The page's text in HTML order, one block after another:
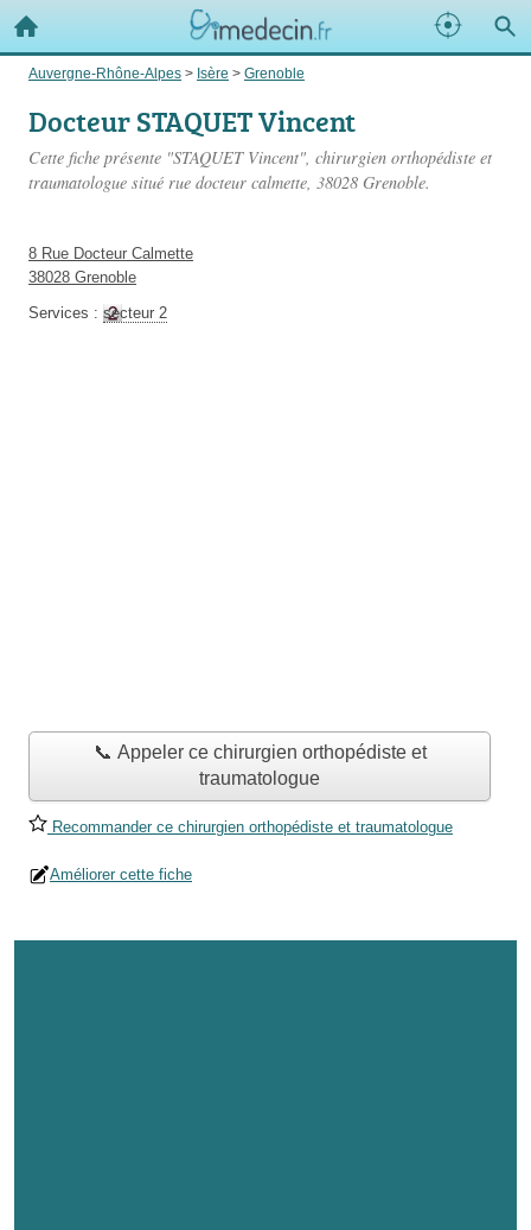
Auvergne-Rhône-Alpes > Isère > Grenoble
Docteur STAQUET Vincent
Cette fiche présente "STAQUET Vincent", chirurgien orthopédiste et
traumatologue situé rue docteur calmette, 38028 Grenoble.
8 Rue Docteur Calmette
38028 Grenoble
Services : secteur 2
📞 Appeler ce chirurgien orthopédiste et
traumatologue
Recommander ce chirurgien orthopédiste et traumatologue
Améliorer cette fiche